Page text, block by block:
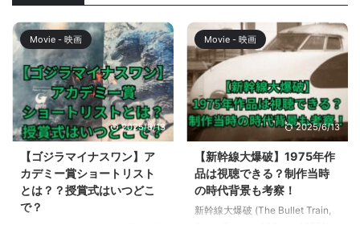
Movie - 映画
2025/6/13
【ゴジラマイナスワン】ア
カデミー賞ショートリスト
とは？？授賞式はいつどこ
で？
Movie - 映画
2025/6/13
【新幹線大爆破】1975年作
品は視聴できる？制作当時
の時代背景も考察！
新幹線大爆破 (The Bullet Train,